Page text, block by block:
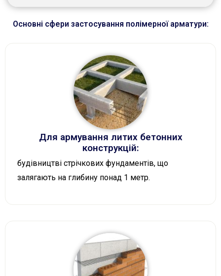
Основні сфери застосування полімерної арматури:
Для армування литих бетонних
конструкцій:
будівництві стрічкових фундаментів, що
залягають на глибину понад 1 метр.